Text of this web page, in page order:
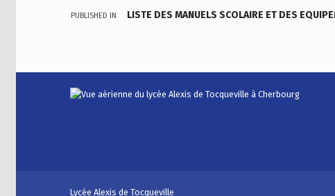
PUBLISHED IN LISTE DES MANUELS SCOLAIRE ET DES
Lycée Alexis de Tocqueville